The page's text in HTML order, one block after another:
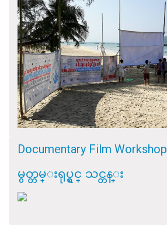
Documentary Film Workshop
မွတ္တမ္းရုပ္ရွင္ သင္တန္း